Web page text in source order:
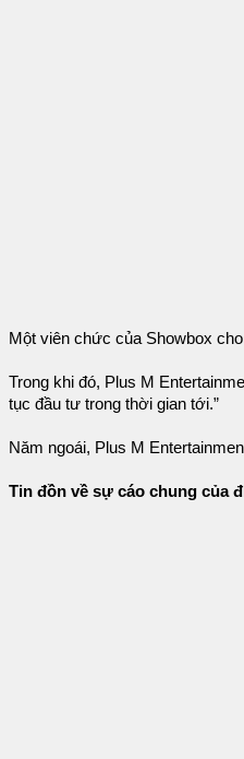
Một viên chức của Showbox cho
Trong khi đó, Plus M
tục đầu tư trong thời gian tới.”
Năm ngoái, Plus M
Tin đồn về sự cáo chung của